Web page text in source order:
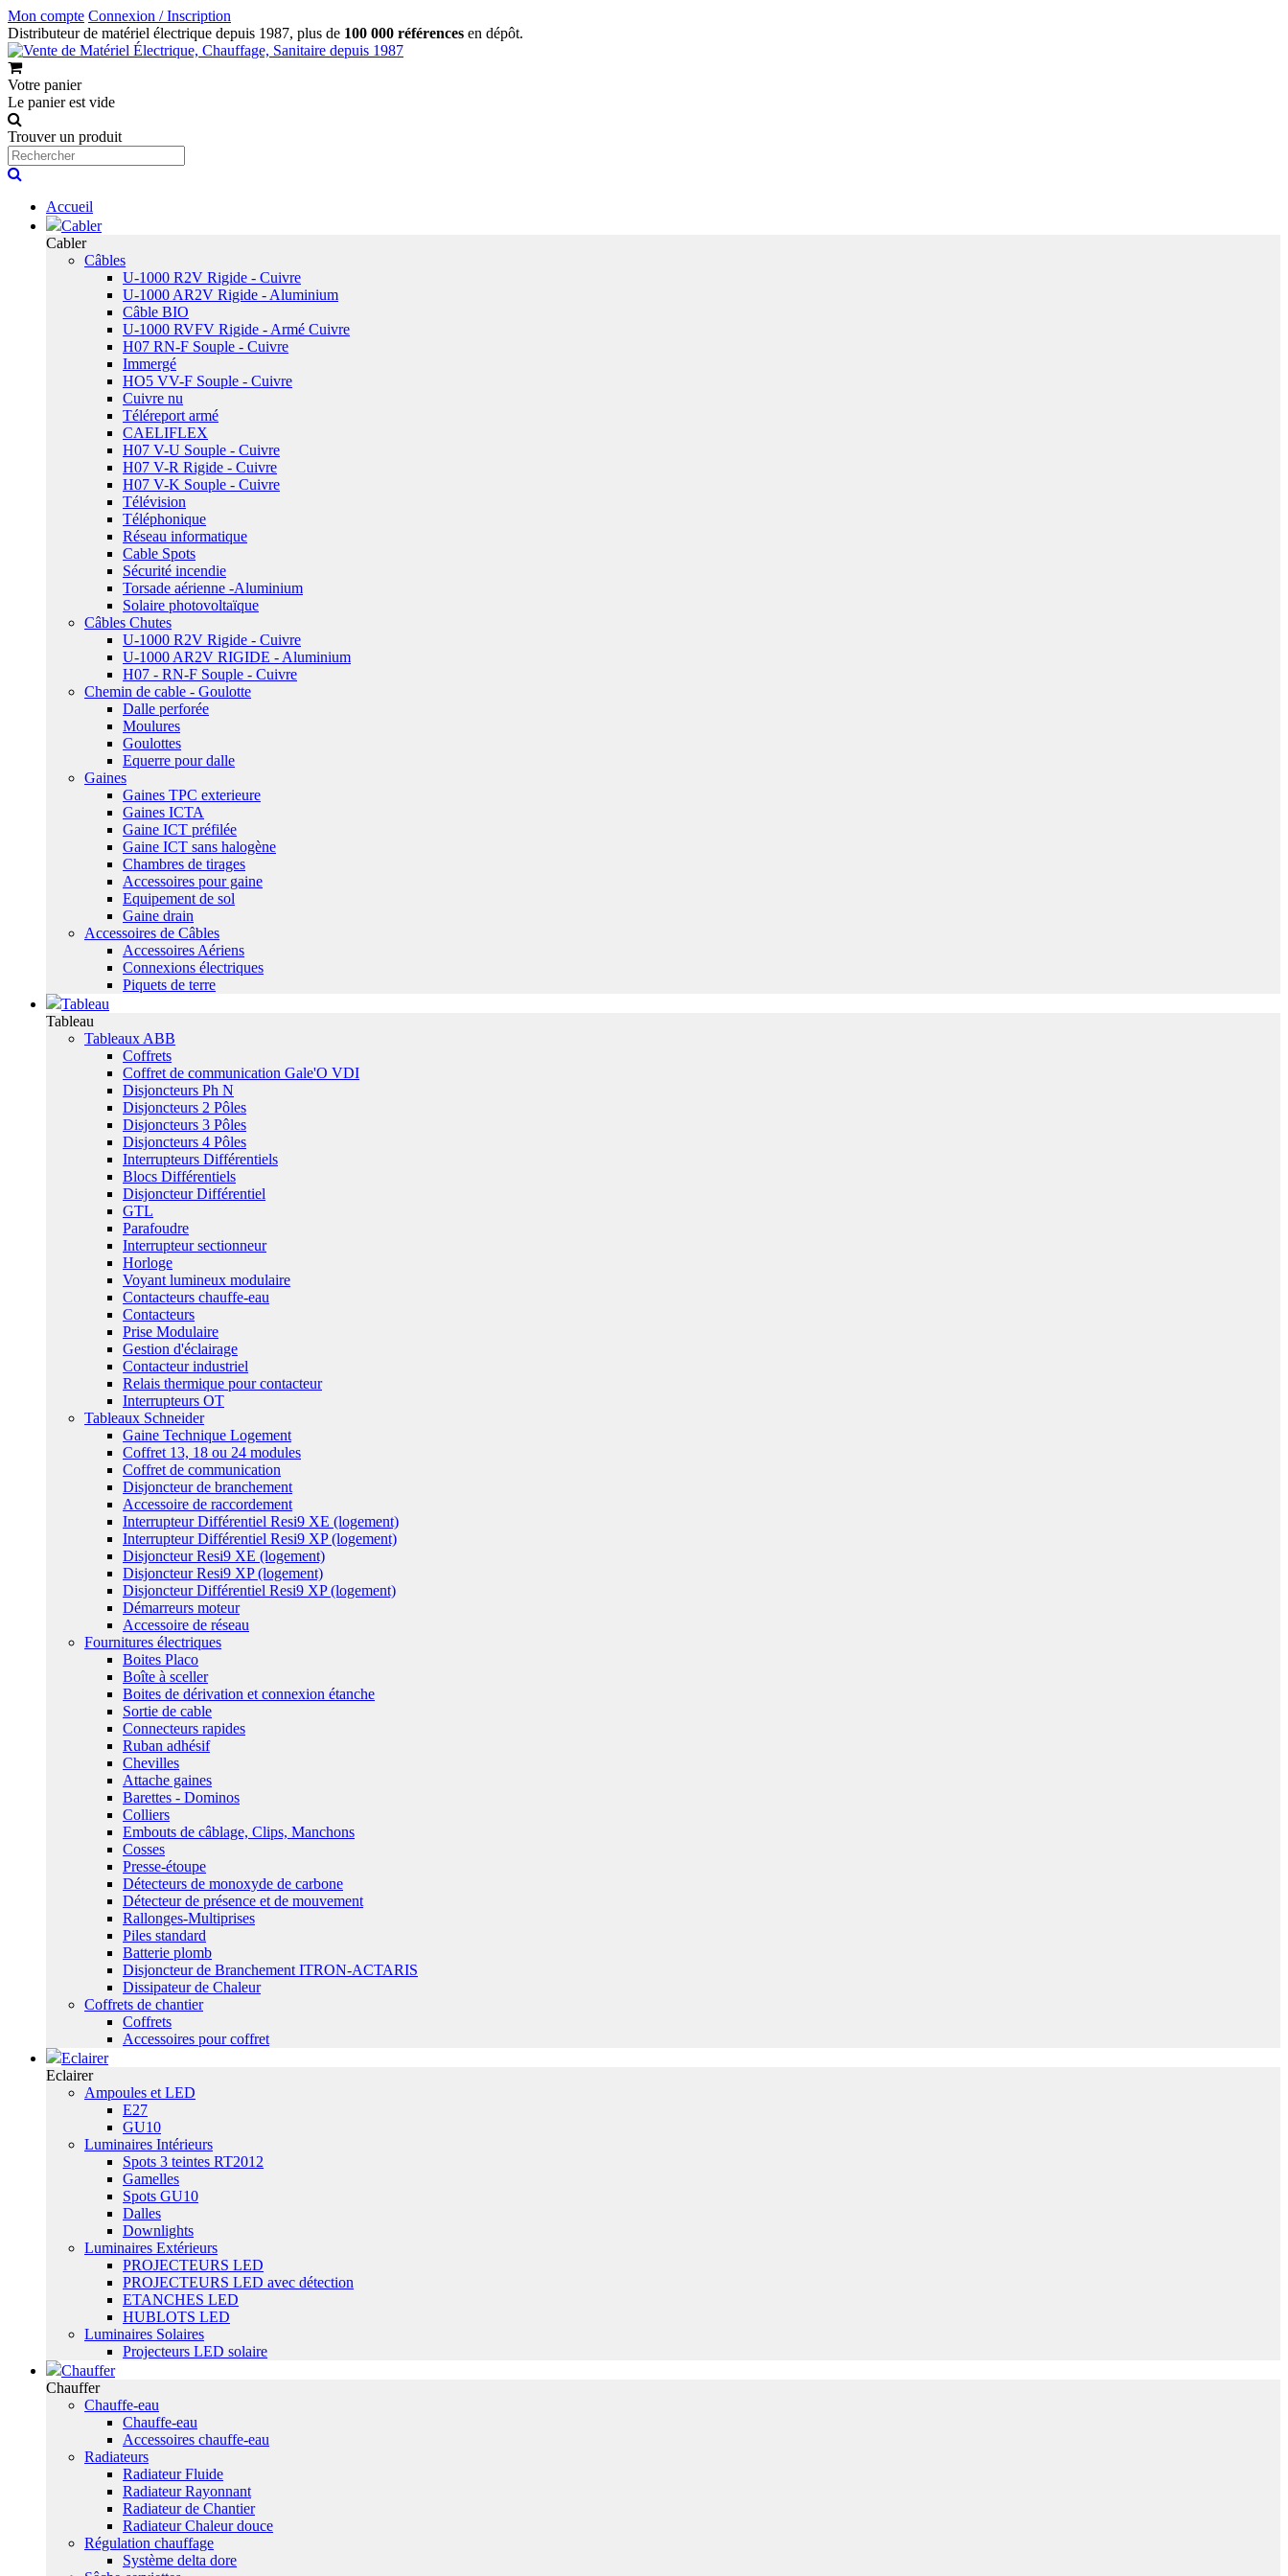
Mon compte Connexion / Inscription
Distributeur de matériel électrique depuis 1987, plus de 100 000 références en dépôt.
Votre panier
Le panier est vide
Trouver un produit
Accueil
Cabler
Cabler
Câbles
U-1000 R2V Rigide - Cuivre
U-1000 AR2V Rigide - Aluminium
Câble BIO
U-1000 RVFV Rigide - Armé Cuivre
H07 RN-F Souple - Cuivre
Immergé
HO5 VV-F Souple - Cuivre
Cuivre nu
Téléreport armé
CAELIFLEX
H07 V-U Souple - Cuivre
H07 V-R Rigide - Cuivre
H07 V-K Souple - Cuivre
Télévision
Téléphonique
Réseau informatique
Cable Spots
Sécurité incendie
Torsade aérienne -Aluminium
Solaire photovoltaïque
Câbles Chutes
U-1000 R2V Rigide - Cuivre
U-1000 AR2V RIGIDE - Aluminium
H07 - RN-F Souple - Cuivre
Chemin de cable - Goulotte
Dalle perforée
Moulures
Goulottes
Equerre pour dalle
Gaines
Gaines TPC exterieure
Gaines ICTA
Gaine ICT préfilée
Gaine ICT sans halogène
Chambres de tirages
Accessoires pour gaine
Equipement de sol
Gaine drain
Accessoires de Câbles
Accessoires Aériens
Connexions électriques
Piquets de terre
Tableau
Tableau
Tableaux ABB
Coffrets
Coffret de communication Gale'O VDI
Disjoncteurs Ph N
Disjoncteurs 2 Pôles
Disjoncteurs 3 Pôles
Disjoncteurs 4 Pôles
Interrupteurs Différentiels
Blocs Différentiels
Disjoncteur Différentiel
GTL
Parafoudre
Interrupteur sectionneur
Horloge
Voyant lumineux modulaire
Contacteurs chauffe-eau
Contacteurs
Prise Modulaire
Gestion d'éclairage
Contacteur industriel
Relais thermique pour contacteur
Interrupteurs OT
Tableaux Schneider
Gaine Technique Logement
Coffret 13, 18 ou 24 modules
Coffret de communication
Disjoncteur de branchement
Accessoire de raccordement
Interrupteur Différentiel Resi9 XE (logement)
Interrupteur Différentiel Resi9 XP (logement)
Disjoncteur Resi9 XE (logement)
Disjoncteur Resi9 XP (logement)
Disjoncteur Différentiel Resi9 XP (logement)
Démarreurs moteur
Accessoire de réseau
Fournitures électriques
Boites Placo
Boîte à sceller
Boites de dérivation et connexion étanche
Sortie de cable
Connecteurs rapides
Ruban adhésif
Chevilles
Attache gaines
Barettes - Dominos
Colliers
Embouts de câblage, Clips, Manchons
Cosses
Presse-étoupe
Détecteurs de monoxyde de carbone
Détecteur de présence et de mouvement
Rallonges-Multiprises
Piles standard
Batterie plomb
Disjoncteur de Branchement ITRON-ACTARIS
Dissipateur de Chaleur
Coffrets de chantier
Coffrets
Accessoires pour coffret
Eclairer
Eclairer
Ampoules et LED
E27
GU10
Luminaires Intérieurs
Spots 3 teintes RT2012
Gamelles
Spots GU10
Dalles
Downlights
Luminaires Extérieurs
PROJECTEURS LED
PROJECTEURS LED avec détection
ETANCHES LED
HUBLOTS LED
Luminaires Solaires
Projecteurs LED solaire
Chauffer
Chauffer
Chauffe-eau
Chauffe-eau
Accessoires chauffe-eau
Radiateurs
Radiateur Fluide
Radiateur Rayonnant
Radiateur de Chantier
Radiateur Chaleur douce
Régulation chauffage
Système delta dore